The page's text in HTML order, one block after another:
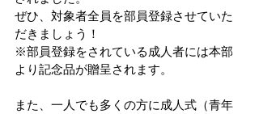
ぜひ、対象者全員を部員登録させていた
だきましょう！
※部員登録をされている成人者には本部
より記念品が贈呈されます。
また、一人でも多くの方に成人式（青年